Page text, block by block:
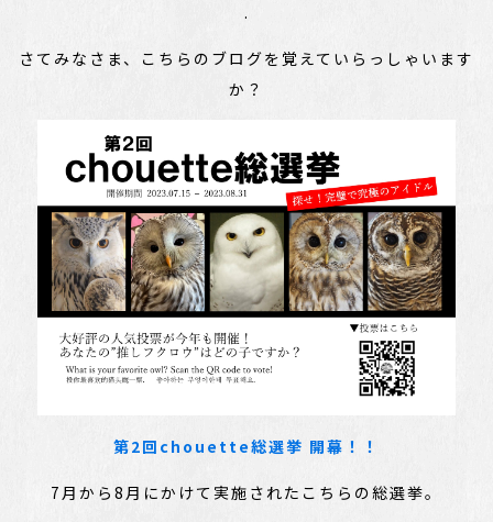
.
さてみなさま、こちらのブログを覚えていらっしゃいます
か？
第2回chouette総選挙 開幕！！
7月から8月にかけて実施されたこちらの総選挙。